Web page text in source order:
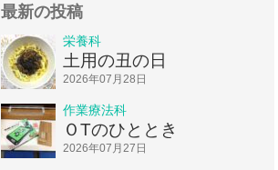
最新の投稿
栄養科
土用の丑の日
2026年07月28日
作業療法科
ＯTのひととき
2026年07月27日